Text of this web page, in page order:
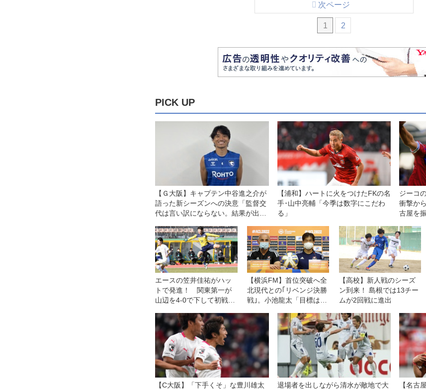
1 2
次ページ
PICK UP
【Ｇ大阪】キャプテン中谷進之介が
語った新シーズンへの決意「監督交
代は言い訳にならない。結果が出せ
回ってくる」
【浦和】ハートに火をつけたFKの名
手･山中亮輔「今季は数字にこだわ
る」
ジーコ
衝撃か
古屋を
エースの笠井佳祐がハッ
トで発進！ 関東第一が
山辺を4-0で下して初戦突
【横浜FM】首位突破へ全
北現代との｢リベンジ決勝
戦｣。小池龍太「目標はア
れば」
【高校】新人戦のシーズ
ン到来！ 島根では13チー
ムが2回戦に進出
【C大阪】「下手くそ」な豊川雄太 退場者を出しながら清水が敵地で大 【名古